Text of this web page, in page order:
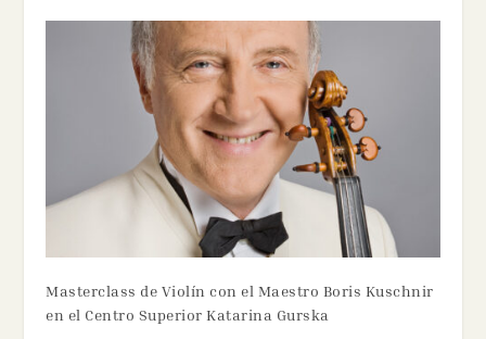
Masterclass de Violín con el Maestro Boris Kuschnir
en el Centro Superior Katarina Gurska